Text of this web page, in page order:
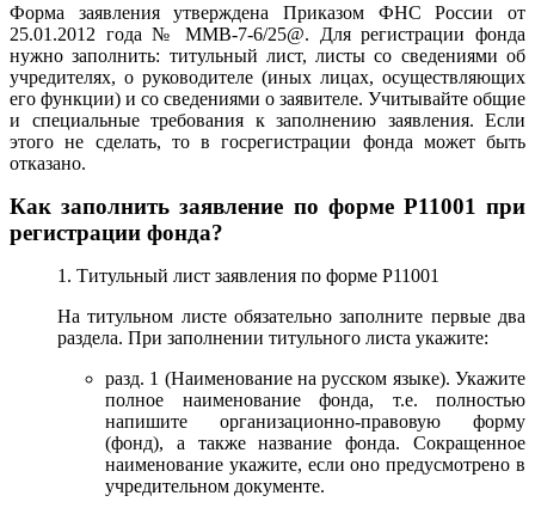
Форма заявления утверждена Приказом ФНС России от
25.01.2012 года № ММВ-7-6/25@. Для регистрации фонда
нужно заполнить: титульный лист, листы со сведениями об
учредителях, о руководителе (иных лицах, осуществляющих
его функции) и со сведениями о заявителе. Учитывайте общие
и специальные требования к заполнению заявления. Если
этого не сделать, то в госрегистрации фонда может быть
отказано.
Как заполнить заявление по форме Р11001 при
регистрации фонда?
1. Титульный лист заявления по форме Р11001
На титульном листе обязательно заполните первые два
раздела. При заполнении титульного листа укажите:
разд. 1 (Наименование на русском языке). Укажите
полное наименование фонда, т.е. полностью
напишите организационно-правовую форму
(фонд), а также название фонда. Сокращенное
наименование укажите, если оно предусмотрено в
учредительном документе.